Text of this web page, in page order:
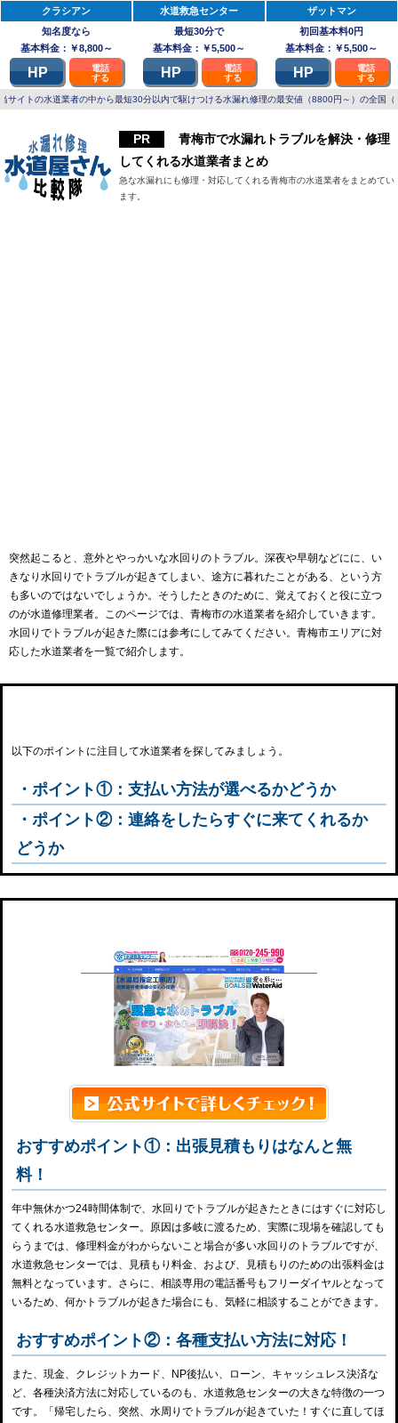
クラシアン
知名度なら
基本料金：￥8,800～
HP
電話
する
水道救急センター
最短30分で
基本料金：￥5,500～
HP
電話
する
ザットマン
初回基本料0円
基本料金：￥5,500～
HP
電話
する
当サイトの水道業者の中から最短30分以内で駆けつける水漏れ修理の最安値（8800円～）の全
青梅市で水漏れトラブルを解決・修理
してくれる水道業者まとめ
急な水漏れにも修理・対応してくれる青梅市の水道業者をまとめてい
ます。
突然起こると、意外とやっかいな水回りのトラブル。深夜や早朝などにに、い
きなり水回りでトラブルが起きてしまい、途方に暮れたことがある、という方
も多いのではないでしょうか。そうしたときのために、覚えておくと役に立つ
のが水道修理業者。このページでは、青梅市の水道業者を紹介していきます。
水回りでトラブルが起きた際には参考にしてみてください。青梅市エリアに対
応した水道業者を一覧で紹介します。
以下のポイントに注目して水道業者を探してみましょう。
・ポイント①：支払い方法が選べるかどうか
・ポイント②：連絡をしたらすぐに来てくれるか
どうか
おすすめポイント①：出張見積もりはなんと無
料！
年中無休かつ24時間体制で、水回りでトラブルが起きたときにはすぐに対応し
てくれる水道救急センター。原因は多岐に渡るため、実際に現場を確認しても
らうまでは、修理料金がわからないこと場合が多い水回りのトラブルですが、
水道救急センターでは、見積もり料金、および、見積もりのための出張料金は
無料となっています。さらに、相談専用の電話番号もフリーダイヤルとなって
いるため、何かトラブルが起きた場合にも、気軽に相談することができます。
おすすめポイント②：各種支払い方法に対応！
また、現金、クレジットカード、NP後払い、ローン、キャッシュレス決済な
ど、各種決済方法に対応しているのも、水道救急センターの大きな特徴の一つ
です。「帰宅したら、突然、水周りでトラブルが起きていた！すぐに直してほ